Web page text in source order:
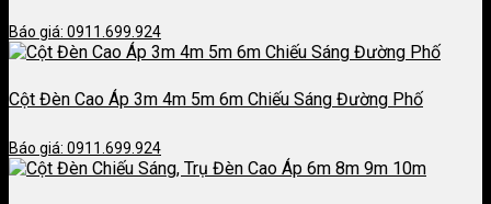
Báo giá: 0911.699.924
Cột Đèn Cao Áp 3m 4m 5m 6m Chiếu Sáng Đường Phố
Báo giá: 0911.699.924